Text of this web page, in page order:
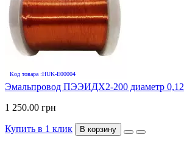
Код товара :HUK-E00004
Эмальпровод ПЭЭИДХ2-200 диаметр
1 250.00 грн
Купить в 1 клик В корзину